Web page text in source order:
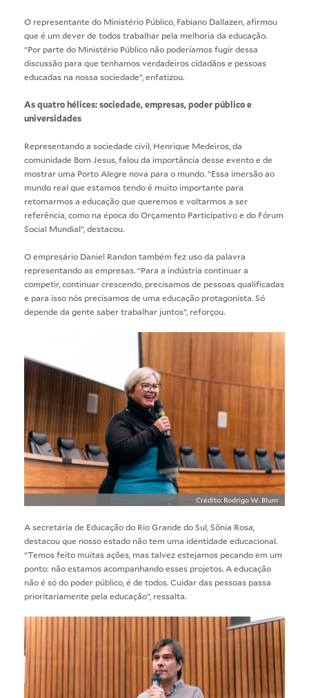
O representante do Ministério Público, Fabiano Dallazen, afirmou
que é um dever de todos trabalhar pela melhoria da educação.
“Por parte do Ministério Público não poderíamos fugir dessa
discussão para que tenhamos verdadeiros cidadãos e pessoas
educadas na nossa sociedade”, enfatizou.
As quatro hélices: sociedade, empresas, poder público e
universidades
Representando a sociedade civil, Henrique Medeiros, da
comunidade Bom Jesus, falou da importância desse evento e de
mostrar uma Porto Alegre nova para o mundo. “Essa imersão ao
mundo real que estamos tendo é muito importante para
retomarmos a educação que queremos e voltarmos a ser
referência, como na época do Orçamento Participativo e do Fórum
Social Mundial”, destacou.
O empresário Daniel Randon também fez uso da palavra
representando as empresas. “Para a indústria continuar a
competir, continuar crescendo, precisamos de pessoas qualificadas
e para isso nós precisamos de uma educação protagonista. Só
depende da gente saber trabalhar juntos”, reforçou.
Crédito: Rodrigo W. Blum
A secretária de Educação do Rio Grande do Sul, Sônia Rosa,
destacou que nosso estado não tem uma identidade educacional.
“Temos feito muitas ações, mas talvez estejamos pecando em um
ponto: não estamos acompanhando esses projetos. A educação
não é só do poder público, é de todos. Cuidar das pessoas passa
prioritariamente pela educação”, ressalta.